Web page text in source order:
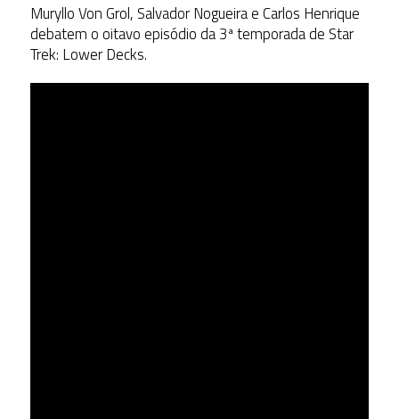
Muryllo Von Grol, Salvador Nogueira e Carlos Henrique
debatem o oitavo episódio da 3ª temporada de Star
Trek: Lower Decks.